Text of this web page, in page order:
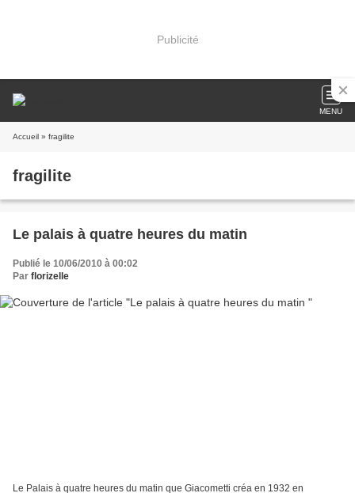
Publicité
MENU
Accueil » fragilite
fragilite
Le palais à quatre heures du matin
Publié le 10/06/2010 à 00:02
Par florizelle
Le Palais à quatre heures du matin que Giacometti créa en 1932 en